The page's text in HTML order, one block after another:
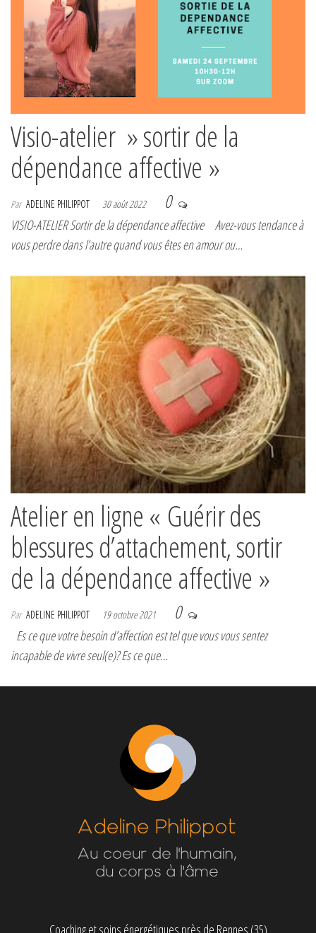
Visio-atelier » sortir de la
dépendance affective »
Par ADELINE PHILIPPOT 30 août 2022 0
VISIO-ATELIER Sortir de la dépendance affective Avez-vous tendance à
vous perdre dans l’autre quand vous êtes en amour ou…
Atelier en ligne « Guérir des
blessures d’attachement, sortir
de la dépendance affective »
Par ADELINE PHILIPPOT 19 octobre 2021 0
Es ce que votre besoin d’affection est tel que vous vous sentez
incapable de vivre seul(e)? Es ce que…
Coaching et soins énergétiques près de Rennes (35)